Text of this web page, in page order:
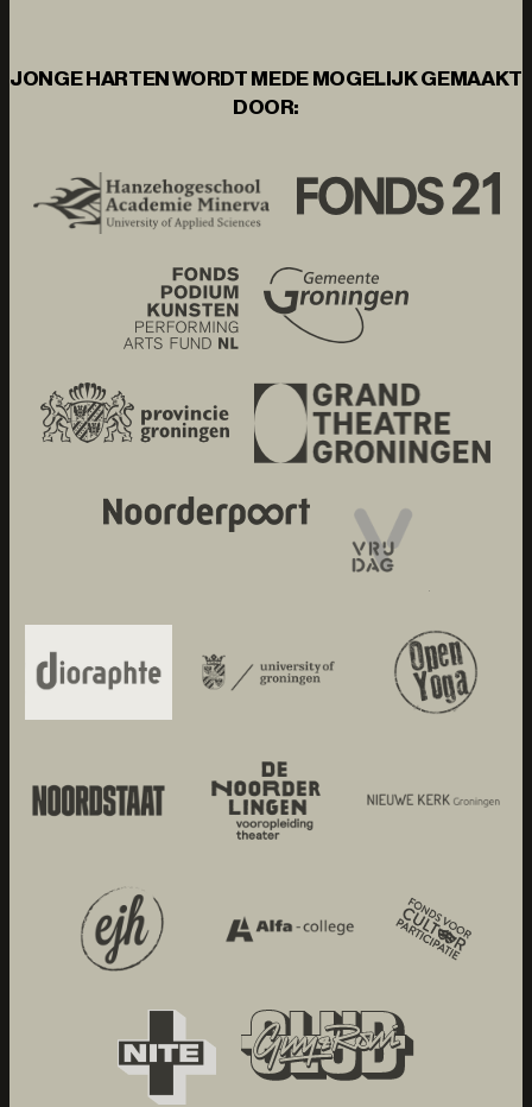
JONGE HARTEN WORDT MEDE MOGELIJK GEMAAKT
DOOR: